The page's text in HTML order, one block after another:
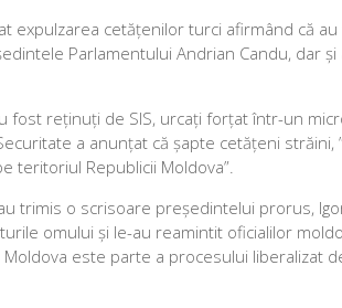
expulzarea cetățenilor turci afirmând că
Parlamentului Andrian Candu, dar
fost reținuți de SIS, urcați forțat într-un
a anunțat că șapte cetățeni străini,
teritoriul Republicii Moldova”.
trimis o scrisoare președintelui prorus,
omului și le-au reamintit oficialilor
este parte a procesului liberalizat